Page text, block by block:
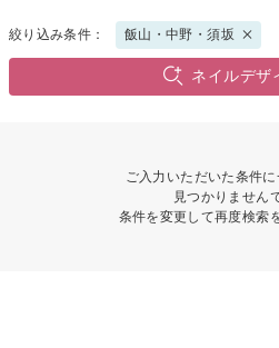
絞り込み条件： 飯山・中野・須坂
ネイルデザ
ご入力いただいた条件
見つかりません
条件を変更して再度検索